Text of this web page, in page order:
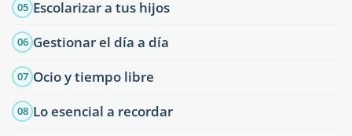
05 Escolarizar a tus hijos
06 Gestionar el día a día
07 Ocio y tiempo libre
08 Lo esencial a recordar